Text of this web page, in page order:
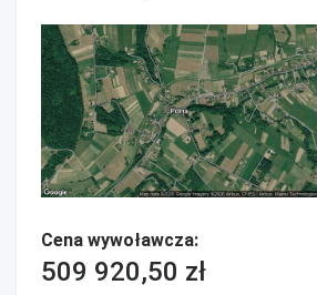
Cena wywoławcza:
509 920,50 zł